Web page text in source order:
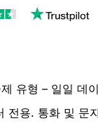
유형 – 일일 데
전용. 통화 및 문